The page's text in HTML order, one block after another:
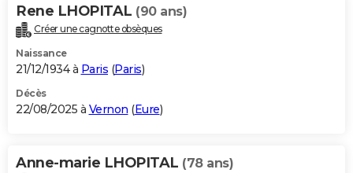
Rene LHOPITAL (90 ans)
Créer une cagnotte obsèques
Naissance
21/12/1934 à Paris (Paris)
Décès
22/08/2025 à Vernon (Eure)
Anne-marie LHOPITAL (78 ans)